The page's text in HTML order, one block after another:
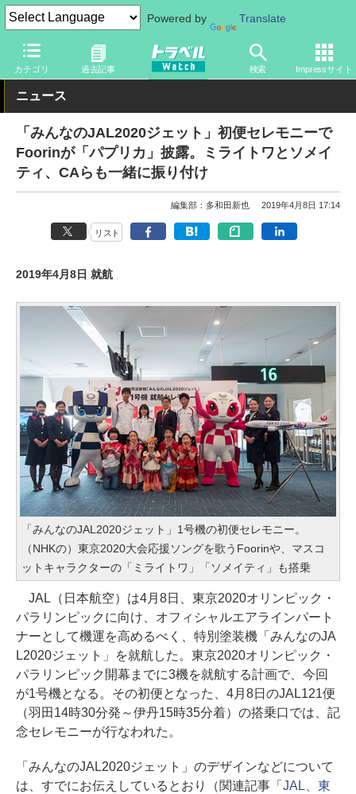
Powered by Translate
カテゴリ 過去記事 検索 Impressサイト
トラベル Watch 企業・政府・官庁 国内エアライン JAL
ニュース
「みんなのJAL2020ジェット」初便セレモニーで
Foorinが「パプリカ」披露。ミライトワとソメイ
ティ、CAらも一緒に振り付け
編集部：多和田新也 2019年4月8日 17:14
リスト
2019年4月8日 就航
「みんなのJAL2020ジェット」1号機の初便セレモニー。
（NHKの）東京2020大会応援ソングを歌うFoorinや、マスコ
ットキャラクターの「ミライトワ」「ソメイティ」も搭乗
JAL（日本航空）は4月8日、東京2020オリンピック・
パラリンピックに向け、オフィシャルエアラインパート
ナーとして機運を高めるべく、特別塗装機「みんなのJA
L2020ジェット」を就航した。東京2020オリンピック・
パラリンピック開幕までに3機を就航する計画で、今回
が1号機となる。その初便となった、4月8日のJAL121便
（羽田14時30分発～伊丹15時35分着）の搭乗口では、記
念セレモニーが行なわれた。
「みんなのJAL2020ジェット」のデザインなどについて
は、すでにお伝えしているとおり（関連記事「 JAL、東